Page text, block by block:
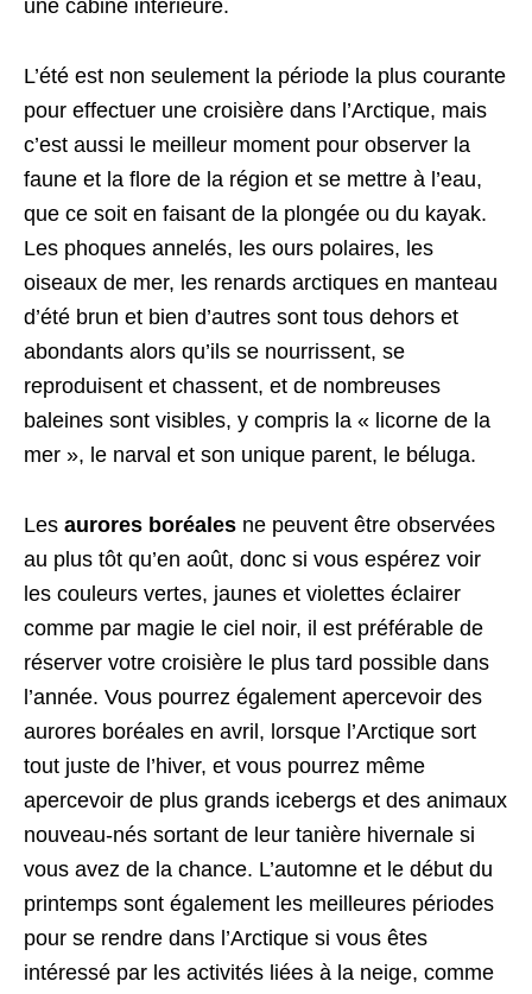
une cabine intérieure.
L’été est non seulement la période la plus courante
pour effectuer une croisière dans l’Arctique, mais
c’est aussi le meilleur moment pour observer la
faune et la flore de la région et se mettre à l’eau,
que ce soit en faisant de la plongée ou du kayak.
Les phoques annelés, les ours polaires, les
oiseaux de mer, les renards arctiques en manteau
d’été brun et bien d’autres sont tous dehors et
abondants alors qu’ils se nourrissent, se
reproduisent et chassent, et de nombreuses
baleines sont visibles, y compris la « licorne de la
mer », le narval et son unique parent, le béluga.
Les aurores boréales ne peuvent être observées
au plus tôt qu’en août, donc si vous espérez voir
les couleurs vertes, jaunes et violettes éclairer
comme par magie le ciel noir, il est préférable de
réserver votre croisière le plus tard possible dans
l’année. Vous pourrez également apercevoir des
aurores boréales en avril, lorsque l’Arctique sort
tout juste de l’hiver, et vous pourrez même
apercevoir de plus grands icebergs et des animaux
nouveau-nés sortant de leur tanière hivernale si
vous avez de la chance. L’automne et le début du
printemps sont également les meilleures périodes
pour se rendre dans l’Arctique si vous êtes
intéressé par les activités liées à la neige, comme